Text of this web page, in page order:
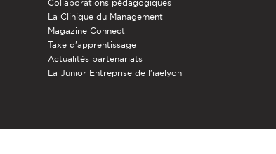
Collaborations pédagogiques
La Clinique du Management
Magazine Connect
Taxe d'apprentissage
Actualités partenariats
La Junior Entreprise de l'iaelyon